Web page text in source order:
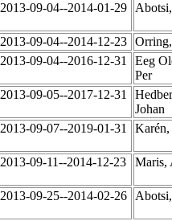
2013-09-04--2014-01-29
2013-09-04--2014-12-23
2013-09-04--2016-12-31
Eeg
Per
2013-09-05--2017-12-31
Johan
2013-09-07--2019-01-31
2013-09-11--2014-12-23 Maris,
2013-09-25--2014-02-26